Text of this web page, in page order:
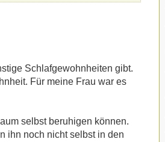
Schlafgewohnheiten gibt.
Für meine Frau war es
selbst beruhigen können.
ihn noch nicht selbst in den